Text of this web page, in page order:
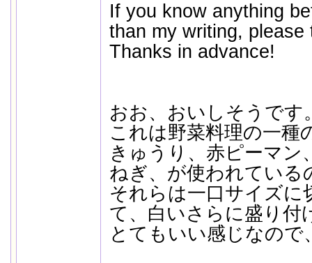
If you know anything
than my writing, please
Thanks in advance!
おお、おいしそうです
これは野菜料理の一種
きゅうり、赤ピーマン
ねぎ、が使われている
それらは一口サイズに
て、白いさらに盛り付
とてもいい感じなので